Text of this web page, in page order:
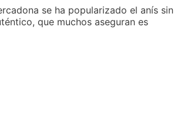
se ha popularizado el anís sin
que muchos aseguran es